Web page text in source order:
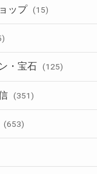
ップ (15)
・宝石 (125)
(351)
(653)